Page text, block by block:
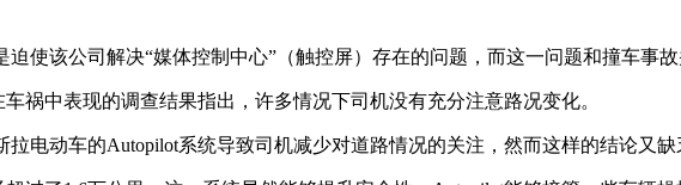
使该公司解决“媒体控制中心”（触控屏）存在的问题，而这一问题和撞车事故
祸中表现的调查结果指出，许多情况下司机没有充分注意路况变化。
电动车的Autopilot系统导致司机减少对道路情况的关注，然而这样的结论又缺